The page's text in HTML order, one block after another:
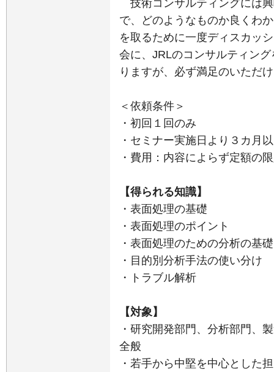
技術コンサルティングには
で、どのようなものか良くわ
を取るために一度ディスカッ
会に、JRLのコンサルティン
りますが、必ず満足のいただ
＜依頼条件＞
・初回１回のみ
・セミナー実施日より３カ月
・費用：内容によらず定額の
【得られる知識】
・表面処理の基礎
・表面処理のポイント
・表面処理のための分析の基
・目的別分析手法の使い分け
・トラブル解析
【対象】
・研究開発部門、分析部門、
全般
・若手から中堅を中心とした